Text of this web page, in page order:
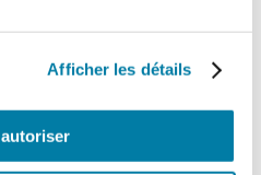
Afficher les détails